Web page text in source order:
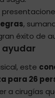
,
éxito de
ayudar
este
para 26
a cirugías